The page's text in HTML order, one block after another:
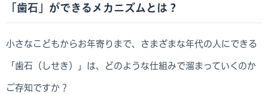
「歯石」ができるメカニズムとは？
小さなこどもからお年寄りまで、さまざまな年代の人にできる
「歯石（しせき）」は、どのような仕組みで溜まっていくのか
ご存知ですか？